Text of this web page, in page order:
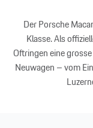
Der Porsche
Klasse. Als
Oftringen eine
Neuwagen – vom